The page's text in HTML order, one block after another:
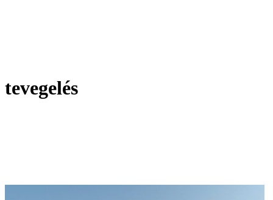
tevegelés